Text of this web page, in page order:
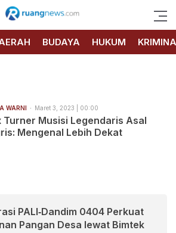
RUANG
NEWS
BUDAYA HUKUM
WARNI Maret 3, 2023 | 00:00
Turner Musisi Legendaris Asal
Mengenal Lebih Dekat
PALI‑Dandim 0404 Perkuat
Pangan Desa lewat Bimtek